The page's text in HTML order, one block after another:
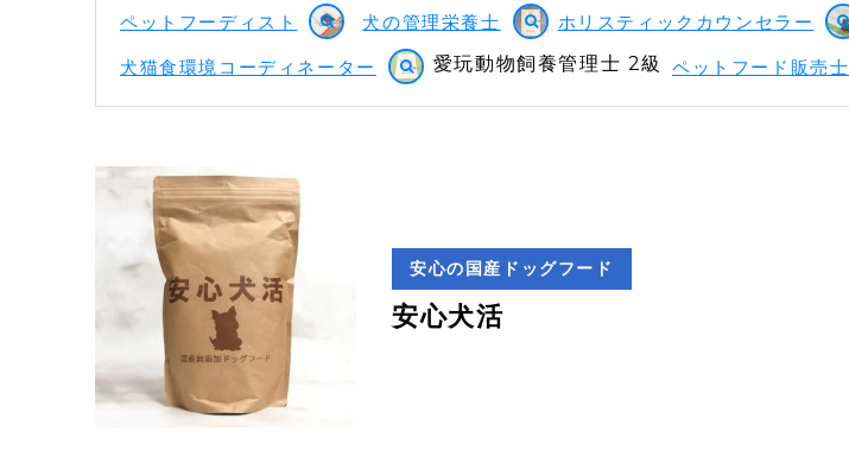
ペットフーディスト 犬の管理栄養士
ホリスティックカウンセラー
犬猫食環境コーディネーター
愛玩動物飼養管理士 2級 ペットフード販売士
安心の国産ドッグフード
安心犬活